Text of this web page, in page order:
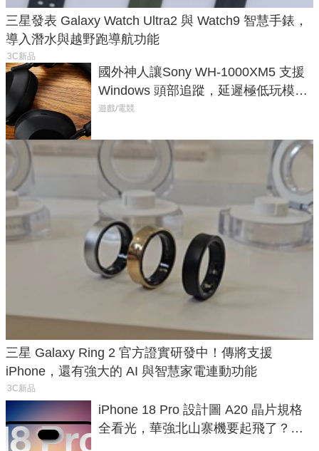
三星發表 Galaxy Watch Ultra2 與 Watch9 智慧手錶，
導入潛水與越野跑導航功能
3C新品
國外神人讓Sony WH-1000XM5 支援
Windows 頭部追蹤，延遲極低玩模擬
飛行超有感
遊戲/電競
三星 Galaxy Ring 2 官方證實研發中！傳將支援
iPhone，還有強大的 AI 與智慧家電連動功能
3C新品
iPhone 18 Pro 設計圖 A20 晶片規格
全看光，華強北山寨機要起飛了？專